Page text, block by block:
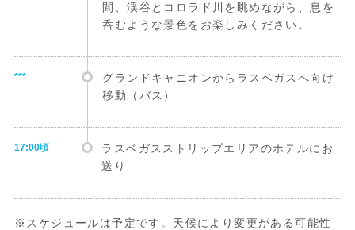
間、渓谷とコロラド川を眺めながら、息を
呑むような景色をお楽しみください。
***
グランドキャニオンからラスベガスへ向け
移動（バス）
17:00頃
ラスベガスストリップエリアのホテルにお
送り
※スケジュールは予定です。天候により変更がある可能性